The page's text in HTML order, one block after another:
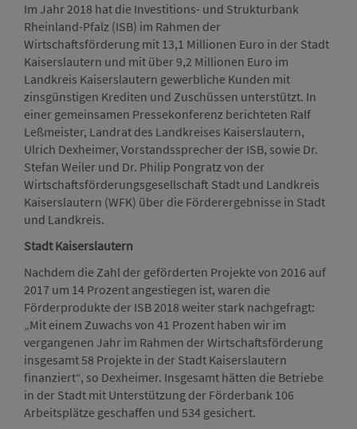
Im Jahr 2018 hat die Investitions- und Strukturbank
Rheinland-Pfalz (ISB) im Rahmen der
Wirtschaftsförderung mit 13,1 Millionen Euro in der Stadt
Kaiserslautern und mit über 9,2 Millionen Euro im
Landkreis Kaiserslautern gewerbliche Kunden mit
zinsgünstigen Krediten und Zuschüssen unterstützt. In
einer gemeinsamen Pressekonferenz berichteten Ralf
Leßmeister, Landrat des Landkreises Kaiserslautern,
Ulrich Dexheimer, Vorstandssprecher der ISB, sowie Dr.
Stefan Weiler und Dr. Philip Pongratz von der
Wirtschaftsförderungsgesellschaft Stadt und Landkreis
Kaiserslautern (WFK) über die Förderergebnisse in Stadt
und Landkreis.
Stadt Kaiserslautern
Nachdem die Zahl der geförderten Projekte von 2016 auf
2017 um 14 Prozent angestiegen ist, waren die
Förderprodukte der ISB 2018 weiter stark nachgefragt:
„Mit einem Zuwachs von 41 Prozent haben wir im
vergangenen Jahr im Rahmen der Wirtschaftsförderung
insgesamt 58 Projekte in der Stadt Kaiserslautern
finanziert“, so Dexheimer. Insgesamt hätten die Betriebe
in der Stadt mit Unterstützung der Förderbank 106
Arbeitsplätze geschaffen und 534 gesichert.